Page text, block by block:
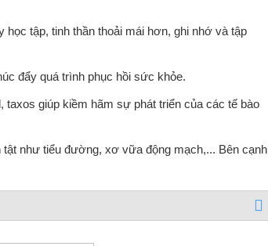
tập, tinh thần thoải mái hơn, ghi nhớ và tập
đẩy quá trình phục hồi sức khỏe.
giúp kiềm hãm sự phát triển của các tế bào
như tiểu đường, xơ vữa động mạch,... Bên cạnh